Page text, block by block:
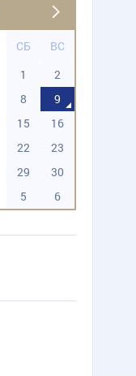
СБ
ВС
1
2
8
9
15
16
22
23
29
30
5 6